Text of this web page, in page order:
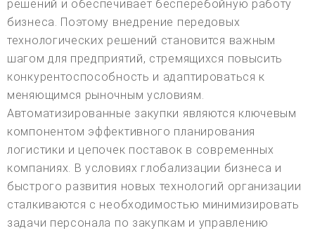
решений и обеспечивает бесперебойную работу
бизнеса. Поэтому внедрение передовых
технологических решений становится важным
шагом для предприятий, стремящихся повысить
конкурентоспособность и адаптироваться к
меняющимся рыночным условиям.
Автоматизированные закупки являются ключевым
компонентом эффективного планирования
логистики и цепочек поставок в современных
компаниях. В условиях глобализации бизнеса и
быстрого развития новых технологий организации
сталкиваются с необходимостью минимизировать
задачи персонала по закупкам и управлению